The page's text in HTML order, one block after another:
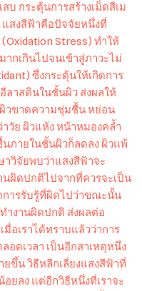
บ กระตุ้นการสร้างเม็ดสีเม
แสงสีฟ้าคือปัจจัยหนึ่งที่
Stress) ทำให้
ากเกินไปจนเข้าสู่ภาวะไม่
ซึ่งกระตุ้นให้เกิดการ
ลาสตินในชั้นผิว ส่งผลให้
ผิวขาดความชุ่มชื้น หย่อน
วัย ผิวแห้ง หน้าหมองคล้ำ
นภายในชั้นผิวก็ลดลง ผิวแพ้
าวิจัยพบว่าแสงสีฟ้าจะ
นผิดปกติไปจากที่ควรจะเป็น
การรับรู้ที่ผิดไปว่าขณะนั้น
ำงานผิดปกติ ส่งผลต่อ
มื่อเราได้ทราบแล้วว่าการ
ดเวลา เป็นอีกสาเหตุหนึ่ง
ขึ้น วิธีหลีกเลี่ยงแสงสีฟ้าที่
ยลง แต่อีกวิธีหนึ่งที่เราจะ